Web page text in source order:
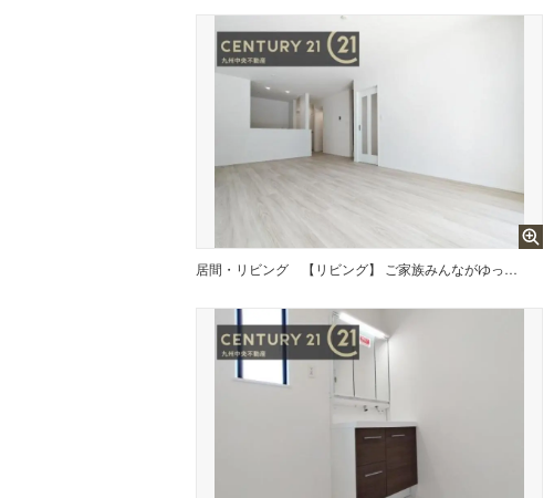
居間・リビング 【リビング】 ご家族みんながゆったり寛げる開放感たっぷりのリビング。家具選びも楽しみの一つになりますね。